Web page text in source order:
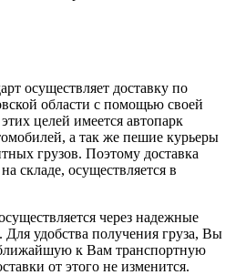
осуществляет доставку по
области с помощью своей
целей имеется автопарк
а так же пешие курьеры
грузов. Поэтому доставка
складе, осуществляется в
через надежные
удобства получения груза, Вы
к Вам транспортную
от этого не изменится.